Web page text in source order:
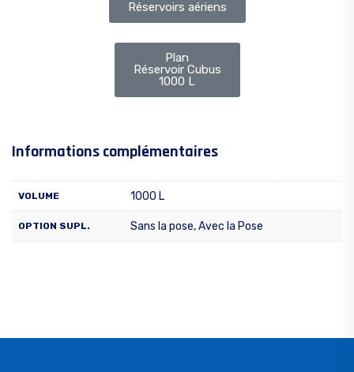
Réservoirs aériens
Plan
Réservoir Cubus
1000 L
Informations complémentaires
VOLUME 1000 L
OPTION SUPL. Sans la pose, Avec la Pose